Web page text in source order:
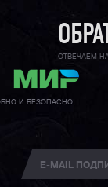
ОТВЕЧАЕМ
И БЕЗОПАСНО